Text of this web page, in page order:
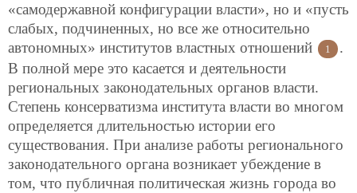
«самодержавной конфигурации власти», но и «пусть
слабых, подчиненных, но все же относительно
автономных» институтов властных отношений
1
.
В полной мере это касается и деятельности
региональных законодательных органов власти.
Степень консерватизма института власти во многом
определяется длительностью истории его
существования. При анализе работы регионального
законодательного органа возникает убеждение в
том, что публичная политическая жизнь города во